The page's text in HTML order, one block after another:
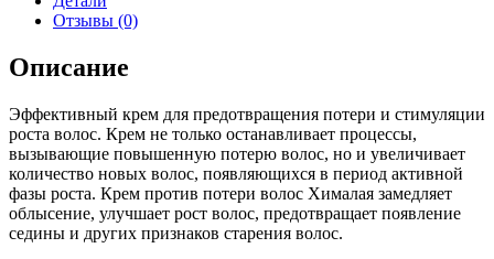
Отзывы (0)
Описание
Эффективный крем для предотвращения потери и стимуляции
роста волос. Крем не только останавливает процессы,
вызывающие повышенную потерю волос, но и увеличивает
количество новых волос, появляющихся в период активной
фазы роста. Крем против потери волос Хималая замедляет
облысение, улучшает рост волос, предотвращает появление
седины и других признаков старения волос.